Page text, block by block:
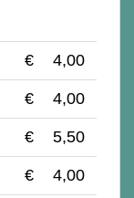
€ 4,00
€ 4,00
€ 5,50
€ 4,00